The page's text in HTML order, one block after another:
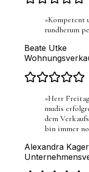
»Kompetent
rundherum
Beate Utke
»Herr
mudis
dem
bin immer
Alexandra